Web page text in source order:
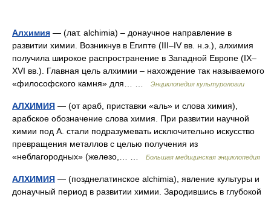
Алхимия — (лат. alchimia) – донаучное направление в
развитии химии. Возникнув в Египте (III–IV вв. н.э.), алхимия
получила широкое распространение в Западной Европе (IX–
XVI вв.). Главная цель алхимии – нахождение так называемого
«философского камня» для… …
Энциклопедия культурологии
АЛХИМИЯ — (от араб, приставки «аль» и слова химия),
арабское обозначение слова химия. При развитии научной
химии под А. стали подразумевать исключительно искусство
превращения металлов с целью получения из
«неблагородных» (железо,… …
Большая медицинская энциклопедия
АЛХИМИЯ — (позднелатинское alchimia), явление культуры и
донаучный период в развитии химии. Зародившись в глубокой